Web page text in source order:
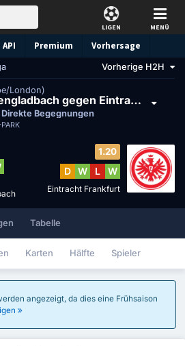
LIGEN MENÜ
API Premium Vorhersage
Vorherige H2H
London)
Borussia VfL Monchengladbach gegen Eintracht Frankfurt
Begegnungen
1.20
D W L W
Eintracht Frankfurt
Tabelle
Karten Hälfte Spieler
angezeigt, da dies eine Frühsaison